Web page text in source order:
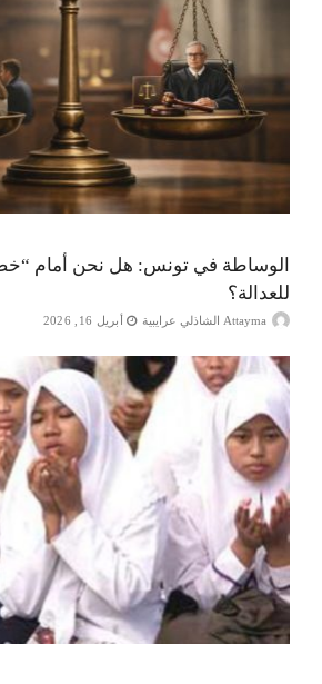
الوساطة في تونس: هل نحن أمام
للعدالة؟
Attayma الشاذلي عرايبية أبريل 16, 2026